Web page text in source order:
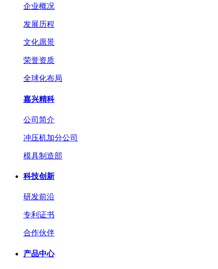
企业概况
发展历程
文化愿景
荣誉资质
全球化布局
嘉兴精科
公司简介
冲压机加分公司
模具制造部
科技创新
研发前沿
专利证书
合作伙伴
产品中心